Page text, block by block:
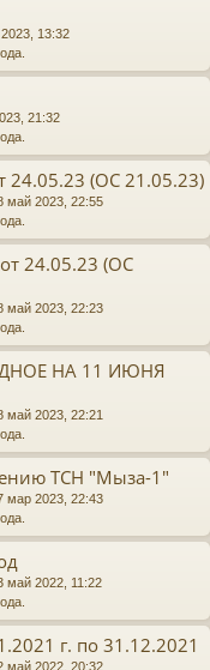
13:32
21:32
24.05.23 (ОС 21.05.23)
май 2023, 22:55
24.05.23 (ОС
май 2023, 22:23
НА 11 ИЮНЯ
май 2023, 22:21
ТСН "Мыза-1"
мар 2023, 22:43
май 2022, 11:22
г. по 31.12.2021
май 2022, 20:32